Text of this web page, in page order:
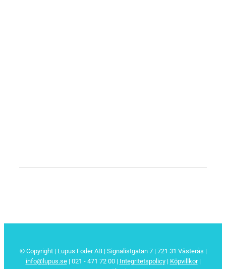
© Copyright | Lupus Foder AB | Signalistgatan 7 | 721 31 Västerås |
info@lupus.se| 021 - 471 72 00 | Integritetspolicy| Köpvillkor|